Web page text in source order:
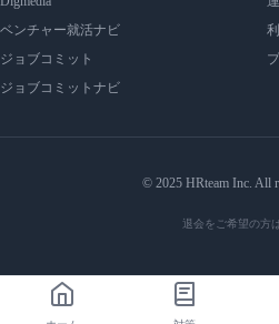
ベンチャー就活ナビ
ジョブコミット
ジョブコミットナビ
© 2025 HRteam Inc. All
退会をご希望の方